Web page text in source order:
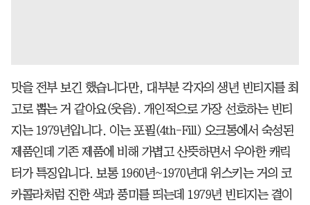
맛을 전부 보긴 했습니다만, 대부분 각자의 생년 빈티지를 최
고로 뽑는 거 같아요(웃음). 개인적으로 가장 선호하는 빈티
지는 1979년입니다. 이는 포필(4th-Fill) 오크통에서 숙성된
제품인데 기존 제품에 비해 가볍고 산뜻하면서 우아한 캐릭
터가 특징입니다. 보통 1960년~1970년대 위스키는 거의 코
카콜라처럼 진한 색과 풍미를 띄는데 1979년 빈티지는 결이